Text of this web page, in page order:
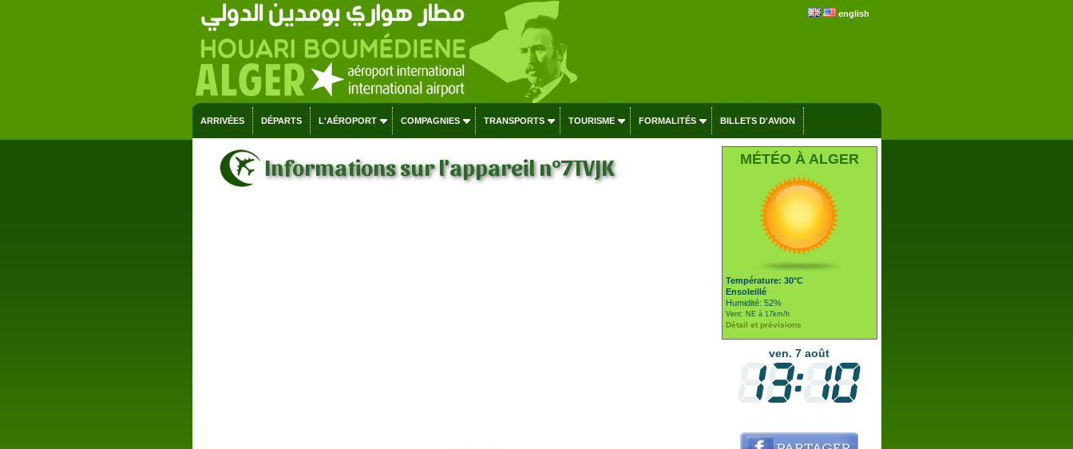
english
ARRIVÉES DÉPARTS L'AÉROPORT COMPAGNIES TRANSPORTS TOURISME FORMALITÉS BILLETS D'AVION
Informations sur l'appareil n°7TVJK MÉTÉO À ALGER
Température: 30°C
Ensoleillé
Humidité: 52%
Vent: NE à 17km/h
Détail et prévisions
ven. 7 août